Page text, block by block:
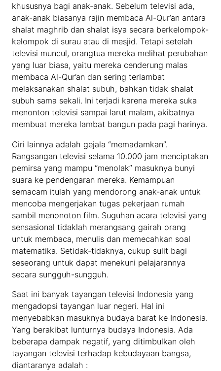
khususnya bagi anak-anak. Sebelum televisi ada,
anak-anak biasanya rajin membaca Al-Qur’an antara
shalat maghrib dan shalat isya secara berkelompok-
kelompok di surau atau di mesjid. Tetapi setelah
televisi muncul, orangtua mereka melihat perubahan
yang luar biasa, yaitu mereka cenderung malas
membaca Al-Qur’an dan sering terlambat
melaksanakan shalat subuh, bahkan tidak shalat
subuh sama sekali. Ini terjadi karena mereka suka
menonton televisi sampai larut malam, akibatnya
membuat mereka lambat bangun pada pagi harinya.
Ciri lainnya adalah gejala “memadamkan”.
Rangsangan televisi selama 10.000 jam menciptakan
pemirsa yang mampu “menolak” masuknya bunyi
suara ke pendengaran mereka. Kemampuan
semacam itulah yang mendorong anak-anak untuk
mencoba mengerjakan tugas pekerjaan rumah
sambil menonoton film. Suguhan acara televisi yang
sensasional tidaklah merangsang gairah orang
untuk membaca, menulis dan memecahkan soal
matematika. Setidak-tidaknya, cukup sulit bagi
seseorang untuk dapat menekuni pelajarannya
secara sungguh-sungguh.
Saat ini banyak tayangan televisi Indonesia yang
mengadopsi tayangan luar negeri. Hal ini
menyebabkan masuknya budaya barat ke Indonesia.
Yang berakibat lunturnya budaya Indonesia. Ada
beberapa dampak negatif, yang ditimbulkan oleh
tayangan televisi terhadap kebudayaan bangsa,
diantaranya adalah :